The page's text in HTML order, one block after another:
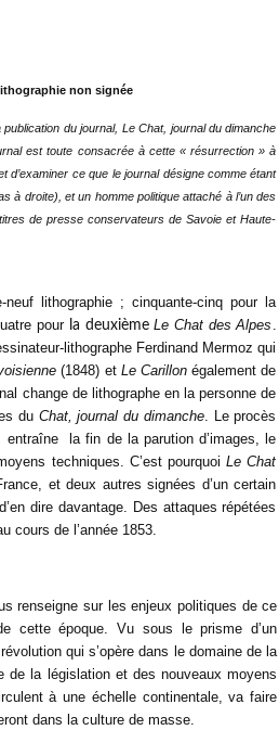
non signée
du journal, Le Chat, journal du dimanche
est toute consacrée à cette « résurrection » à
d’examiner ce que le journal désigne comme étant
à droite), et un homme politique attaché à l’un des
de presse conservateurs de Savoie et Haute-
lithographie ; cinquante-cinq pour la
pourla deuxièmeLe Chat des Alpes .
lithographe Ferdinand Mermoz qui
(1848) et Le Carillon également de
change de lithographe en la personne de
du Chat, journal du dimanche. Le procès
entraîne la fin de la parution d’images, le
techniques. C’est pourquoiLe Chat
et deux autres signées d’un certain
dire davantage. Des attaques répétées
cours de l’année 1853.
renseigne sur les enjeux politiques de ce
cette époque. Vu sous le prisme d’un
qui s’opère dans le domaine de la
de la législation et des nouveaux moyens
à une échelle continentale, va faire
dans la culture de masse.